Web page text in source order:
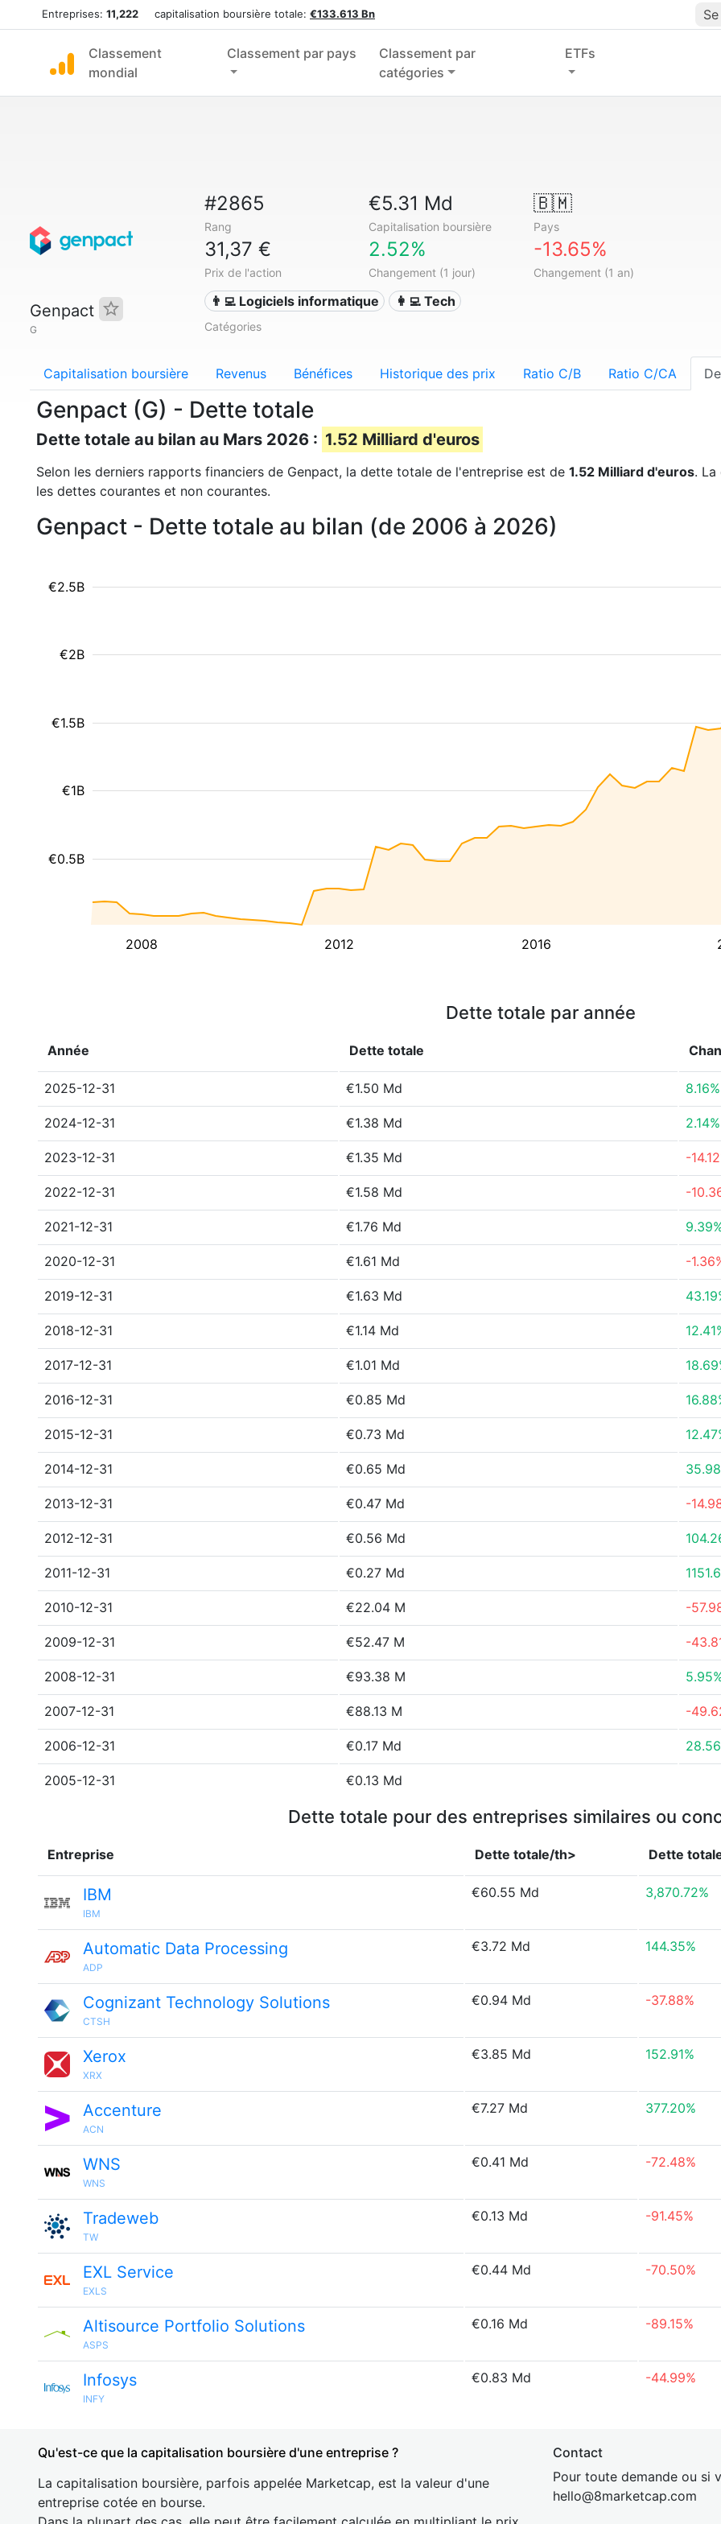
Entreprises: 11,222 capitalisation boursière totale: €133.613 Bn
Classement
mondial
Classement par pays
Classement par
catégories
ETFs
Genpact
G
#2865
Rang
€5.31 Md
Capitalisation boursière
🇧🇲
Pays
31,37 €
Prix de l'action
2.52%
Changement (1 jour)
-13.65%
Changement (1 an)
👨‍💻 Logiciels informatique 👩‍💻 Tech
Catégories
Capitalisation boursière Revenus Bénéfices Historique des prix Ratio C/B Ratio C/CA
Genpact (G) - Dette totale
Dette totale au bilan au Mars 2026 : 1.52 Milliard d'euros
Selon les derniers rapports financiers de Genpact, la dette totale de l'entreprise est de 1.52 Milliard d'euros.
les dettes courantes et non courantes.
Genpact - Dette totale au bilan (de 2006 à 2026)
2008 2012 2016
€0.5B
€1B
€1.5B
€2B
€2.5B
Dette totale par année
Année Dette totale
2025-12-31 €1.50 Md 8.16%
2024-12-31 €1.38 Md 2.14%
2023-12-31 €1.35 Md -
2022-12-31 €1.58 Md -
2021-12-31 €1.76 Md
2020-12-31 €1.61 Md -
2019-12-31 €1.63 Md
2018-12-31 €1.14 Md
2017-12-31 €1.01 Md
2016-12-31 €0.85 Md
2015-12-31 €0.73 Md
2014-12-31 €0.65 Md
2013-12-31 €0.47 Md -
2012-12-31 €0.56 Md
2011-12-31 €0.27 Md
2010-12-31 €22.04 M -
2009-12-31 €52.47 M -
2008-12-31 €93.38 M
2007-12-31 €88.13 M -
2006-12-31 €0.17 Md
2005-12-31 €0.13 Md
Dette totale pour des entreprises similaires ou
Entreprise Dette totale/th> Dette
IBM
IBM
€60.55 Md 3,870.72%
Automatic Data Processing
ADP
€3.72 Md 144.35%
Cognizant Technology Solutions
CTSH
€0.94 Md -37.88%
Xerox
XRX
€3.85 Md 152.91%
Accenture
ACN
€7.27 Md 377.20%
WNS
WNS
€0.41 Md -72.48%
Tradeweb
TW
€0.13 Md -91.45%
EXL Service
EXLS
€0.44 Md -70.50%
Altisource Portfolio Solutions
ASPS
€0.16 Md -89.15%
Infosys
INFY
€0.83 Md -44.99%
Qu'est-ce que la capitalisation boursière d'une entreprise ?
La capitalisation boursière, parfois appelée Marketcap, est la valeur d'une
entreprise cotée en bourse.
Contact
Pour toute demande ou si
hello@8marketcap.com